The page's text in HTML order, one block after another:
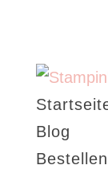
Blog
Bestellen